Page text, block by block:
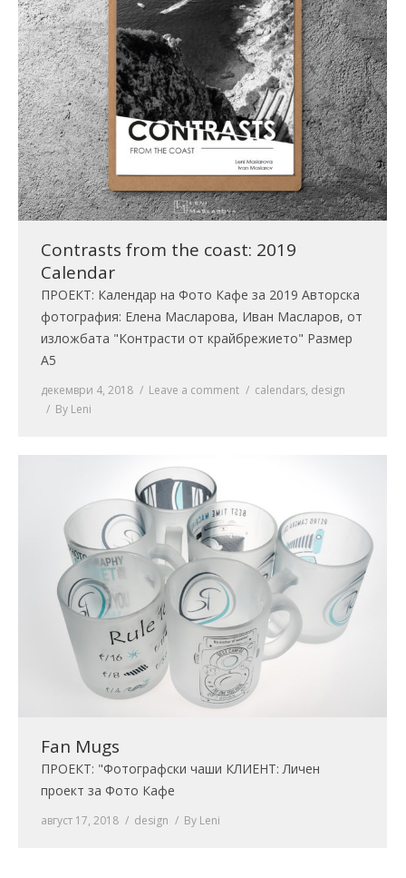
Contrasts from the coast: 2019
Calendar
ПРОЕКТ: Календар на Фото Кафе за 2019 Авторска
фотография: Елена Масларова, Иван Масларов, от
изложбата "Контрасти от крайбрежието" Размер
А5
декември 4, 2018 Leave a comment calendars, design
By Leni
Fan Mugs
ПРОЕКТ: "Фотографски чаши КЛИЕНТ: Личен
проект за Фото Кафе
август 17, 2018 design By Leni